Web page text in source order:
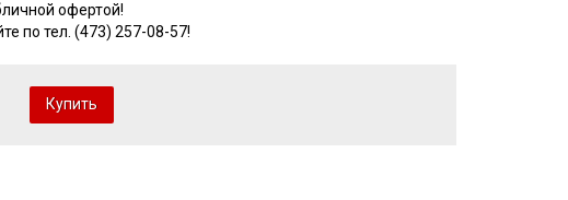
офертой!
по тел. (473) 257-08-57!